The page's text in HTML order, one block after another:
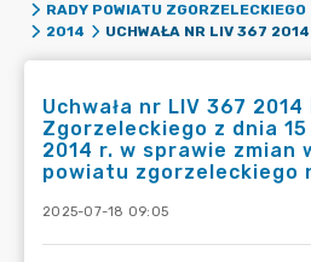
RADY POWIATU ZGORZELECKIEGO
2014
Uchwała nr LIV 367
Zgorzeleckiego z dnia
2014 r. w sprawie zmian
powiatu zgorzeleckiego
2025-07-18 09:05